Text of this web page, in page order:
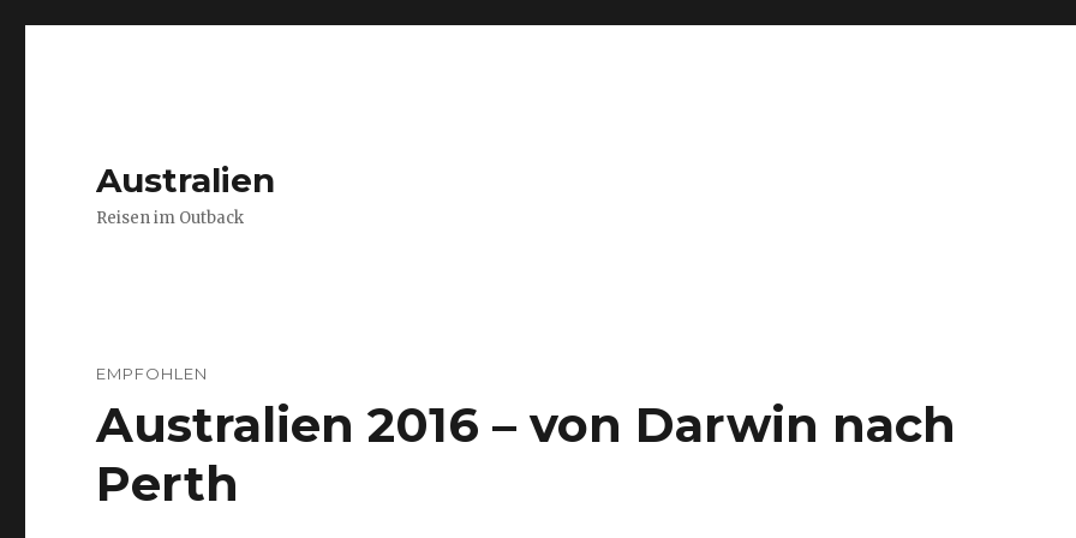
Australien
Reisen im Outback
EMPFOHLEN
Australien 2016 – von Darwin nach
Perth